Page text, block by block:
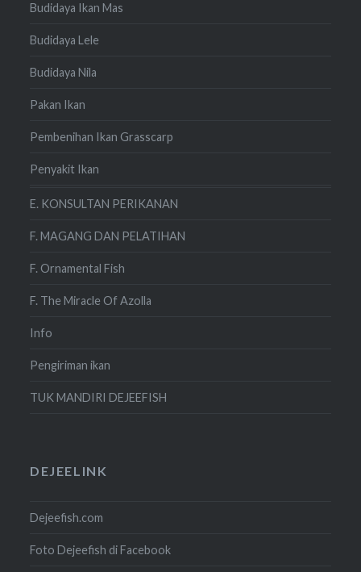
Budidaya Ikan Mas
Budidaya Lele
Budidaya Nila
Pakan Ikan
Pembenihan Ikan Grasscarp
Penyakit Ikan
E. KONSULTAN PERIKANAN
F. MAGANG DAN PELATIHAN
F. Ornamental Fish
F. The Miracle Of Azolla
Info
Pengiriman ikan
TUK MANDIRI DEJEEFISH
DEJEELINK
Dejeefish.com
Foto Dejeefish di Facebook